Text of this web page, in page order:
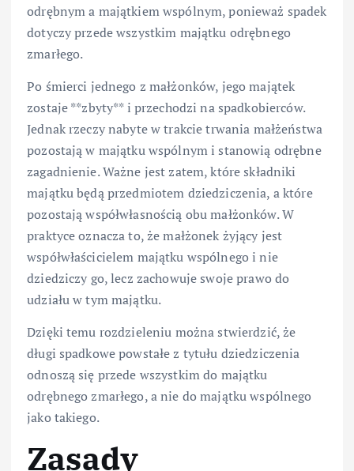
odrębnym a majątkiem wspólnym, ponieważ spadek
dotyczy przede wszystkim majątku odrębnego
zmarłego.
Po śmierci jednego z małżonków, jego majątek
zostaje **zbyty** i przechodzi na spadkobierców.
Jednak rzeczy nabyte w trakcie trwania małżeństwa
pozostają w majątku wspólnym i stanowią odrębne
zagadnienie. Ważne jest zatem, które składniki
majątku będą przedmiotem dziedziczenia, a które
pozostają współwłasnością obu małżonków. W
praktyce oznacza to, że małżonek żyjący jest
współwłaścicielem majątku wspólnego i nie
dziedziczy go, lecz zachowuje swoje prawo do
udziału w tym majątku.
Dzięki temu rozdzieleniu można stwierdzić, że
długi spadkowe powstałe z tytułu dziedziczenia
odnoszą się przede wszystkim do majątku
odrębnego zmarłego, a nie do majątku wspólnego
jako takiego.
Zasady